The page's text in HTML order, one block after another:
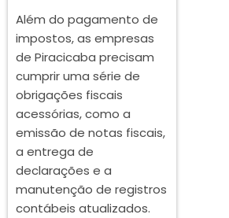
Além do pagamento de
impostos, as empresas
de Piracicaba precisam
cumprir uma série de
obrigações fiscais
acessórias, como a
emissão de notas fiscais,
a entrega de
declarações e a
manutenção de registros
contábeis atualizados.